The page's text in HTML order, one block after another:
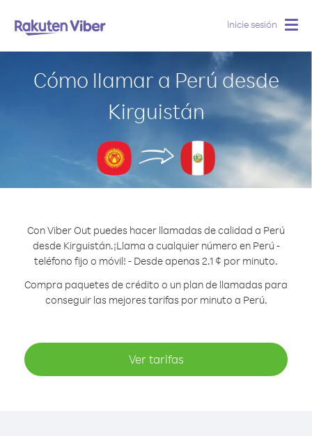
Inicie sesión
Cómo llamar a Perú desde
Kirguistán
Con Viber Out puedes hacer llamadas de calidad a Perú
desde Kirguistán.¡Llama a cualquier número en Perú -
teléfono fijo o móvil! - Desde apenas 2.1 ¢ por minuto.
Compra paquetes de crédito o un plan de llamadas para
conseguir las mejores tarifas por minuto a Perú.
Ver tarifas